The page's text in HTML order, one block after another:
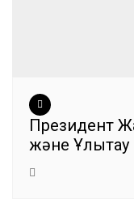
Президент
және Ұлытау